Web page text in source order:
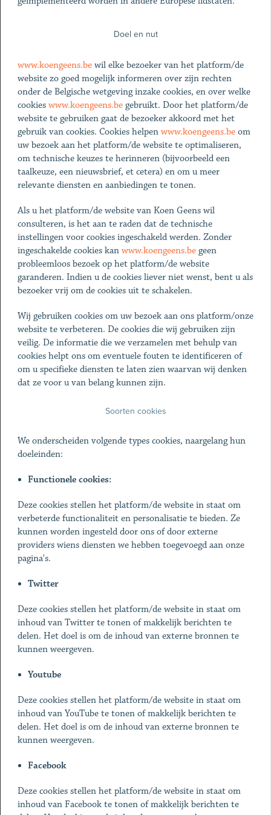
Doel en nut
www.koengeens.bewil elke bezoeker van het platform/de
website zo goed mogelijk informeren over zijn rechten
onder de Belgische wetgeving inzake cookies, en over welke
cookies www.koengeens.begebruikt. Door het platform/de
website te gebruiken gaat de bezoeker akkoord met het
gebruik van cookies. Cookies helpen www.koengeens.beom
uw bezoek aan het platform/de website te optimaliseren,
om technische keuzes te herinneren (bijvoorbeeld een
taalkeuze, een nieuwsbrief, et cetera) en om u meer
relevante diensten en aanbiedingen te tonen.
Als u het platform/de website van Koen Geens wil
consulteren, is het aan te raden dat de technische
instellingen voor cookies ingeschakeld werden. Zonder
ingeschakelde cookies kan www.koengeens.begeen
probleemloos bezoek op het platform/de website
garanderen. Indien u de cookies liever niet wenst, bent u als
bezoeker vrij om de cookies uit te schakelen.
Wij gebruiken cookies om uw bezoek aan ons platform/onze
website te verbeteren. De cookies die wij gebruiken zijn
veilig. De informatie die we verzamelen met behulp van
cookies helpt ons om eventuele fouten te identificeren of
om u specifieke diensten te laten zien waarvan wij denken
dat ze voor u van belang kunnen zijn.
Soorten cookies
We onderscheiden volgende types cookies, naargelang hun
doeleinden:
Functionele cookies:
Deze cookies stellen het platform/de website in staat om
verbeterde functionaliteit en personalisatie te bieden. Ze
kunnen worden ingesteld door ons of door externe
providers wiens diensten we hebben toegevoegd aan onze
pagina's.
Twitter
Deze cookies stellen het platform/de website in staat om
inhoud van Twitter te tonen of makkelijk berichten te
delen. Het doel is om de inhoud van externe bronnen te
kunnen weergeven.
Youtube
Deze cookies stellen het platform/de website in staat om
inhoud van YouTube te tonen of makkelijk berichten te
delen. Het doel is om de inhoud van externe bronnen te
kunnen weergeven.
Facebook
Deze cookies stellen het platform/de website in staat om
inhoud van Facebook te tonen of makkelijk berichten te